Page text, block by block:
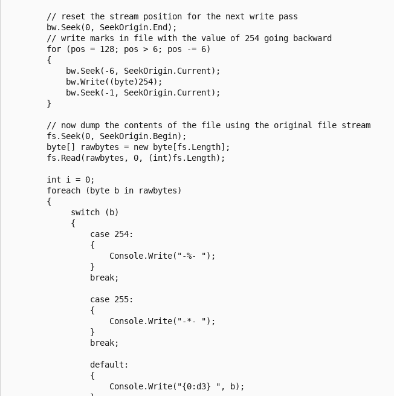
        // reset the stream position for the next write pass
        bw.Seek(0, SeekOrigin.End);
        // write marks in file with the value of 254 going backward
        for (pos = 128; pos > 6; pos -= 6)
        {
            bw.Seek(-6, SeekOrigin.Current);
            bw.Write((byte)254);
            bw.Seek(-1, SeekOrigin.Current);
        }
        // now dump the contents of the file using the original file stream
        fs.Seek(0, SeekOrigin.Begin);
        byte[] rawbytes = new byte[fs.Length];
        fs.Read(rawbytes, 0, (int)fs.Length);
        int i = 0;
        foreach (byte b in rawbytes)
        {
             switch (b)
             {
                 case 254:
                 {
                     Console.Write("-%- ");
                 }
                 break;
                 case 255:
                 {
                     Console.Write("-*- ");
                 }
                 break;
                 default:
                 {
                     Console.Write("{0:d3} ", b);